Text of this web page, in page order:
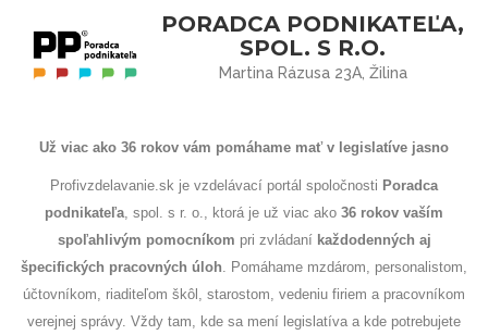
PORADCA PODNIKATEĽA,
SPOL. S R.O.
Martina Rázusa 23A, Žilina
Už viac ako 36 rokov vám pomáhame mať v legislatíve jasno
Profivzdelavanie.sk je vzdelávací portál spoločnosti Poradca
podnikateľa , spol. s r. o., ktorá je už viac ako 36 rokov vaším
spoľahlivým pomocníkom pri zvládaní každodenných aj
špecifických pracovných úloh . Pomáhame mzdárom, personalistom,
účtovníkom, riaditeľom škôl, starostom, vedeniu firiem a pracovníkom
verejnej správy. Vždy tam, kde sa mení legislatíva a kde potrebujete